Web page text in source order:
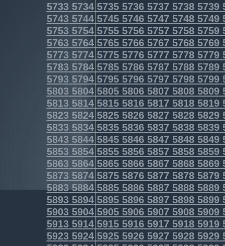
5733573457355736573757385739
5743574457455746574757485749
5753575457555756575757585759
5763576457655766576757685769
5773577457755776577757785779
5783578457855786578757885789
5793579457955796579757985799
5803580458055806580758085809
5813581458155816581758185819
5823582458255826582758285829
5833583458355836583758385839
5843584458455846584758485849
5853585458555856585758585859
5863586458655866586758685869
5873587458755876587758785879
5883588458855886588758885889
5893589458955896589758985899
5903590459055906590759085909
5913591459155916591759185919
5923592459255926592759285929